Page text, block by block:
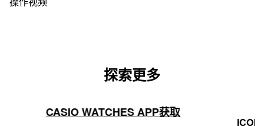
探索更多
CASIO WATCHES APP获取